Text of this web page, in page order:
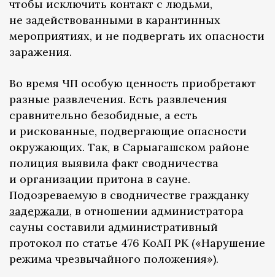
чтобы исключить контакт с людьми,
не задействованными в карантинных
мероприятиях, и не подвергать их опасности
заражения.
Во время ЧП особую ценность приобретают
разные развлечения. Есть развлечения
сравнительно безобидные, а есть
и рискованные, подвергающие опасности
окружающих. Так, в Сарыагашском районе
полиция выявила факт сводничества
и организации притона в сауне.
Подозреваемую в сводничестве гражданку
задержали, в отношении администратора
сауны составили административный
протокол по статье 476 КоАП РК («Нарушение
режима чрезвычайного положения»).